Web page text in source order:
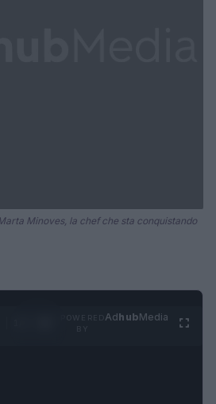
Minoves, la chef che sta conquistando
AdhubMedia